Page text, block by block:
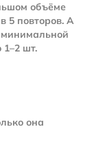
объёме
5 повторов. А
1–2 шт.
она